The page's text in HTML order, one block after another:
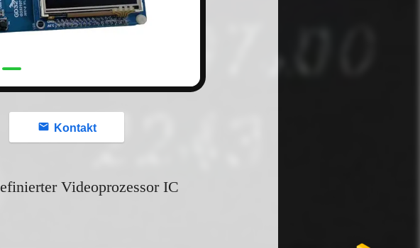
Kontakt
Videoprozessor IC